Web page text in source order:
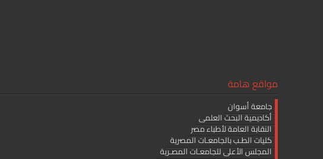
مواقع هامة
جامعة أسوان
أكاديمية البحث العلمى
النقابة العامة لأطباء مصر
كليات الطـب بالجامعـات المصرية
المجلس الأعلى للجامعـات المصـرية